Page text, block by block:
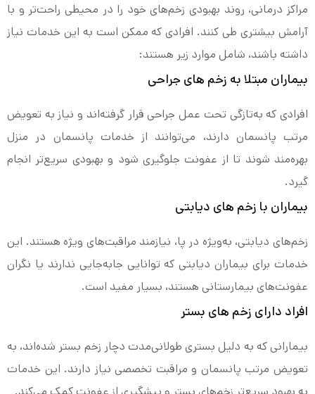
مراکز درمانی، روند بهبودی زخم‌های خود را در محیطی راحت‌تر و با
آرامش بیشتری طی کنند. افرادی که ممکن است به این خدمات نیاز
داشته باشند، شامل موارد زیر هستند:
بیماران مبتلا به زخم های جراحی
افرادی که به‌تازگی تحت عمل جراحی قرار گرفته‌اند و نیاز به تعویض
مرتب پانسمان دارند، می‌توانند از خدمات پانسمان در منزل
بهره‌مند شوند تا از عفونت جلوگیری شود و بهبودی سریع‌تر انجام
گیرد.
بیماران با زخم های دیابتی
زخم‌های دیابتی، به‌ویژه در پا، نیازمند مراقبت‌های ویژه هستند. این
خدمات برای بیماران دیابتی که توانایی جابه‌جایی ندارند یا نگران
عفونت‌های بیمارستانی هستند، بسیار مفید است.
افراد دارای زخم های بستر
بیمارانی که به دلیل بستری طولانی‌مدت دچار زخم بستر شده‌اند، به
تعویض مرتب پانسمان و مراقبت تخصصی نیاز دارند. این خدمات